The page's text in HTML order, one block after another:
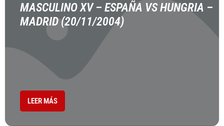
MASCULINO XV – ESPAÑA VS HUNGRIA –
MADRID (20/11/2004)
LEER MÁS